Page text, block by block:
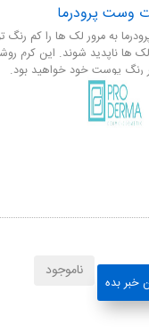
وست پرودرما
به مرور لک ها را کم رنگ
ها ناپدید شوند. این کرم
رنگ پوست خود خواهید بود.
خبر بده
ناموجود